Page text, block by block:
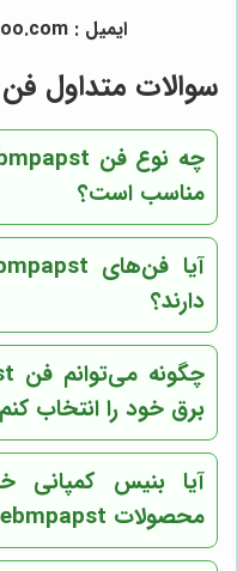
ایمیل : Benis_company@yahoo.com
سوالات متداول فن ebmpapst
مناسب است؟
دارند؟
برق خود را انتخاب
آیا بنیس
محصولات ebmpapst ارائه می‌دهد؟